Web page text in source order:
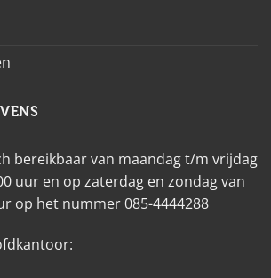
bereikbaar van maandag t/m vrijdag
uur en op zaterdag en zondag van
op het nummer 085-4444288